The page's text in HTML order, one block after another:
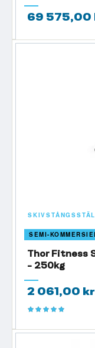
69 575,00
SEMI-
Thor Fitness
- 250kg
2 061,00 kr
Betyg: